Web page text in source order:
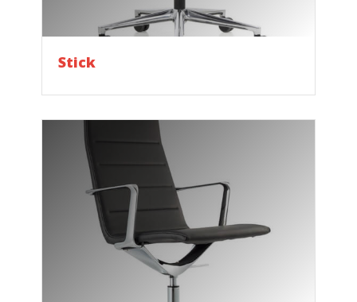
Stick